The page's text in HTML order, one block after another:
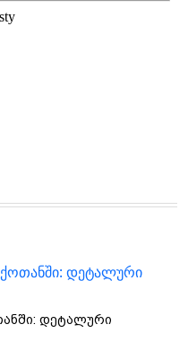
დეტალური